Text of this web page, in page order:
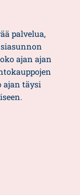
palvelua,
ajan ajan
ajan täysi